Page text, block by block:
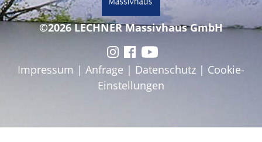
©2026 LECHNER Massivhaus GmbH
Impressum | Anfrage | Datenschutz | Cookie-
Einstellungen